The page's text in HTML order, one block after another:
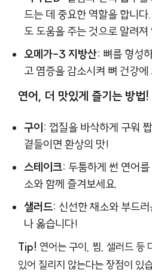
드는 데 중요한 역할을 합니
도 도움을 주는 것으로 알려져
오메가-3 지방산: 뼈를 형성
고 염증을 감소시켜 뼈 건강
연어, 더 맛있게 즐기는 방법!
구이: 껍질을 바삭하게 구워
곁들이면 환상의 맛!
스테이크: 두툼하게 썬 연어
소와 함께 즐겨보세요.
샐러드: 신선한 채소와 부드
나 옳습니다!
Tip! 연어는 구이, 찜, 샐러드 등
있어 질리지 않는다는 장점이 있